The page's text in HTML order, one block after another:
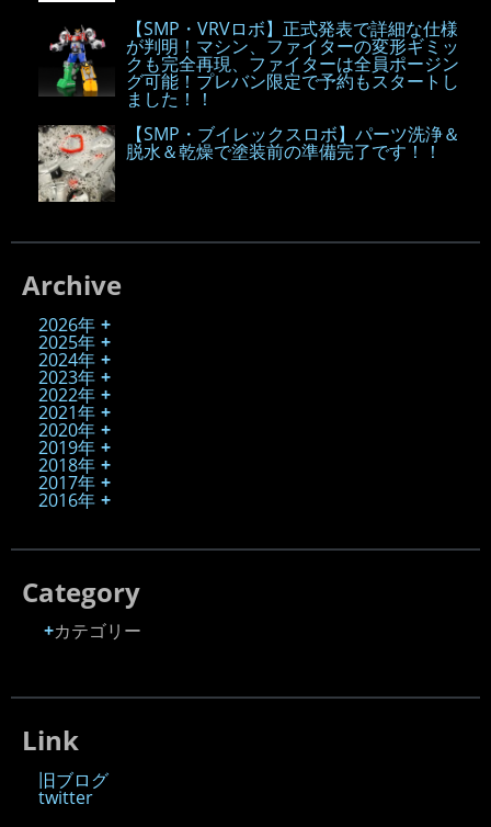
【SMP・VRVロボ】正式発表で詳細な仕様
が判明！マシン、ファイターの変形ギミッ
クも完全再現、ファイターは全員ポージン
グ可能！プレバン限定で予約もスタートし
ました！！
【SMP・ブイレックスロボ】パーツ洗浄＆
脱水＆乾燥で塗装前の準備完了です！！
Archive
2026年
2025年
2024年
2023年
2022年
2021年
2020年
2019年
2018年
2017年
2016年
Category
カテゴリー
Link
旧ブログ
twitter